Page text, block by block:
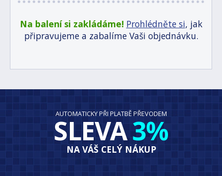
Na balení si zakládáme! Prohlédněte si, jak
připravujeme a zabalíme Vaši objednávku.
AUTOMATICKY PŘI PLATBĚ PŘEVODEM
SLEVA3%
NA VÁŠ CELÝ NÁKUP